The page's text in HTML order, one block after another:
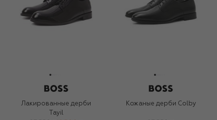
Лакированные дерби
Tayil
Кожаные дерби Colby